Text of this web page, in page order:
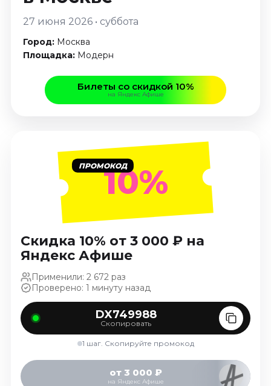
Январь 2027
Стендап
Август 2026
Октябрь 2026
Ноябрь 2026
Август 2026
Сентябрь 2026
Октябрь 2026
Декабрь 2026
Январь 2027
Экскурсии
Сентябрь 2026
Октябрь 2026
Спорт
Август 2026
События
27 июня 2026 • суббота
Город: Москва
Площадка: Модерн
Билеты со скидкой 10%
на Яндекс Афише
ПРОМОКОД10%
Скидка 10% от 3 000 ₽ на
Яндекс Афише
Применили: 2 672 раз
Проверено: 1 минуту назад
DX749988
Скопировать
1 шаг. Скопируйте промокод
от 3 000 ₽
на Яндекс Афише